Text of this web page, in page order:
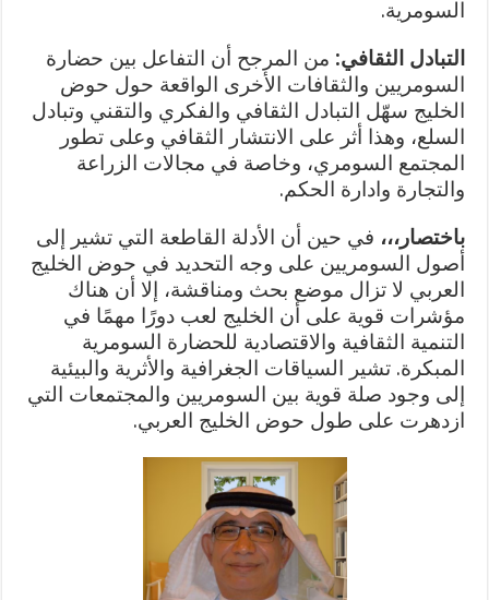
السومرية.
التبادل الثقافي: من المرجح أن التفاعل بين حضارة
السومريين والثقافات الأخرى الواقعة حول حوض
الخليج سهّل التبادل الثقافي والفكري والتقني وتبادل
السلع، وهذا أثر على الانتشار الثقافي وعلى تطور
المجتمع السومري، وخاصة في مجالات الزراعة
والتجارة وادارة الحكم.
باختصار،،، في حين أن الأدلة القاطعة التي تشير إلى
أصول السومريين على وجه التحديد في حوض الخليج
العربي لا تزال موضع بحث ومناقشة، إلا أن هناك
مؤشرات قوية على أن الخليج لعب دورًا مهمًا في
التنمية الثقافية والاقتصادية للحضارة السومرية
المبكرة. تشير السياقات الجغرافية والأثرية والبيئية
إلى وجود صلة قوية بين السومريين والمجتمعات التي
ازدهرت على طول حوض الخليج العربي.